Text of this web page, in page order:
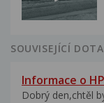
SOUVISEJÍCÍ
Informace o
Dobrý den,chtěl